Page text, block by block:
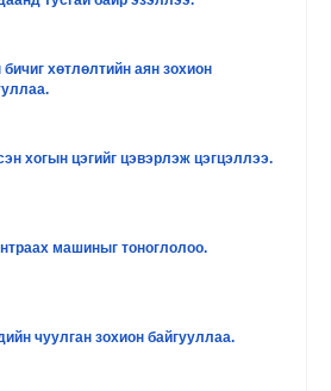
бичиг хөтлөлтийн аян зохион
хогын цэгийг цэвэрлэж цэгцэллээ.
машиныг тоноглолоо.
чуулган зохион байгууллаа.